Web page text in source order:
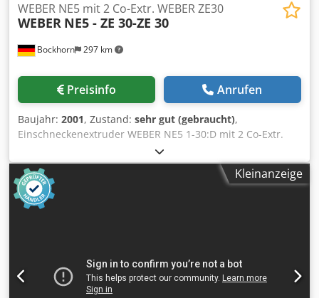
Bockhorn 297 km
WEBER NE5 mit 2 Co-Extr. WEBER ZE30
WEBER NE5 - ZE 30-ZE 30
Preisinfo Anrufen
Baujahr: 2001, Zustand: sehr gut (gebraucht),
Einschneckenextruder WEBER NE5 1-30:D mit 2 Co-Extr.
WEBER ZE30 Baujahr 2001 Ausstoß ca. 200 Kg/h
Schneckendurchmesser 50 mm Anwendung: PE, PP oder
Dreischtrohr oder ummanteln von Rohren und dazu
Streifen anbringen Die Anlage hat Heizungsrohre gefertigt
Zustand: Sehr gut 2 Stück WEBER ZE30 Co-Extr.
Bockhorn/Grabstede, Deutschland
Kleinanzeige